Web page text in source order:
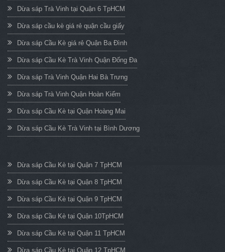
Dừa sáp Trà Vinh tại Quận 6 TpHCM
Dừa sáp cầu kè giá rẻ quận cầu giấy
Dừa sáp Cầu Kè giá rẻ Quận Ba Đình
Dừa sáp Cầu Kè Trà Vinh Quận Đống Đa
Dừa sáp Trà Vinh Quận Hai Bà Trưng
Dừa sáp Trà Vinh Quận Hoàn Kiếm
Dừa sáp Cầu Kè tại Quận Hoàng Mai
Dừa sáp Cầu Kè Trà Vinh tại Bình Dương
Dừa sáp Cầu Kè tại Quận 7 TpHCM
Dừa sáp Cầu Kè tại Quận 8 TpHCM
Dừa sáp Cầu Kè tại Quận 9 TpHCM
Dừa sáp Cầu Kè tại Quận 10TpHCM
Dừa sáp Cầu Kè tại Quận 11 TpHCM
Dừa sáp Cầu Kè tại Quận 12 TpHCM